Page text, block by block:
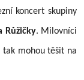
koncert skupiny
Růžičky. Milovníci
mohou těšit na